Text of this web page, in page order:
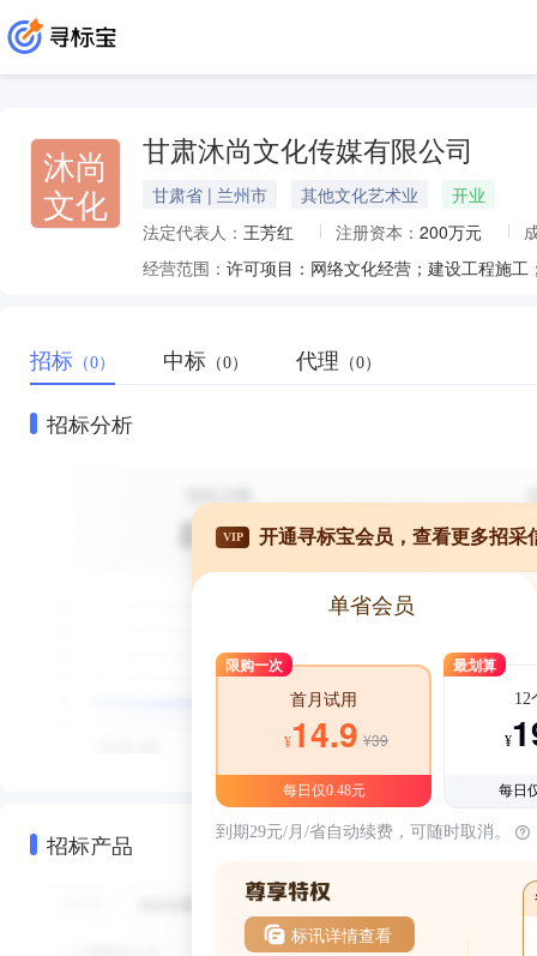
沐尚
文化
甘肃沐尚文化传媒有限公司
甘肃省 | 兰州市 其他文化艺术业
开业
法定代表人： 王芳红 注册资本： 200万元
经营范围：
招标 （0） 中标 （0） 代理 （0）
招标分析
招标产品
VIP 开通寻标宝会员，查看更多招采
单省会员
限购一次
首月试用
¥14.9 ¥39
每日仅0.48元
最划算
12
¥
每日
到期29元/月/省自动续费，可随时取消。
标讯详情查看